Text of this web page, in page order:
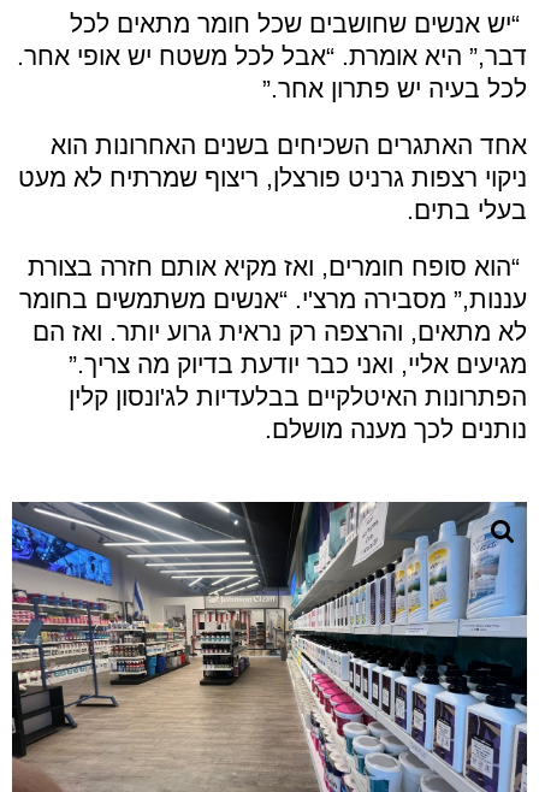
“יש אנשים שחושבים שכל חומר מתאים לכל
דבר,” היא אומרת. “אבל לכל משטח יש אופי אחר.
לכל בעיה יש פתרון אחר.”
אחד האתגרים השכיחים בשנים האחרונות הוא
ניקוי רצפות גרניט פורצלן, ריצוף שמרתיח לא מעט
בעלי בתים.
“הוא סופח חומרים, ואז מקיא אותם חזרה בצורת
עננות,” מסבירה מרצ'י. “אנשים משתמשים בחומר
לא מתאים, והרצפה רק נראית גרוע יותר. ואז הם
מגיעים אליי, ואני כבר יודעת בדיוק מה צריך.”
הפתרונות האיטלקיים בבלעדיות לג'ונסון קלין
נותנים לכך מענה מושלם.